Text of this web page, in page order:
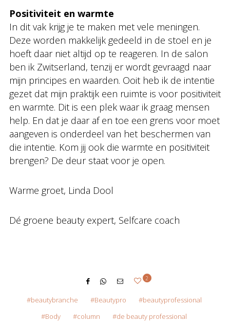
Positiviteit en warmte
In dit vak krijg je te maken met vele meningen.
Deze worden makkelijk gedeeld in de stoel en je
hoeft daar niet altijd op te reageren. In de salon
ben ik Zwitserland, tenzij er wordt gevraagd naar
mijn principes en waarden. Ooit heb ik de intentie
gezet dat mijn praktijk een ruimte is voor positiviteit
en warmte. Dit is een plek waar ik graag mensen
help. En dat je daar af en toe een grens voor moet
aangeven is onderdeel van het beschermen van
die intentie. Kom jij ook die warmte en positiviteit
brengen? De deur staat voor je open.
Warme groet, Linda Dool
Dé groene beauty expert​​​​​​, ​​​Selfcare coach
2
beautybranche Beautypro
beautyprofessional
Body
column de beauty professional